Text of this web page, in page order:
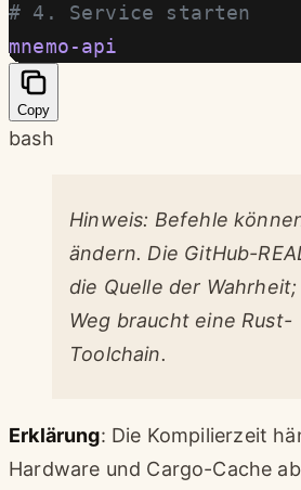
# 4. Service starten
mnemo-api
Copy
bash
Hinweis: Befehle
ändern. Die GitHub-
die Quelle der
Weg braucht eine Rust-
Toolchain.
Erklärung: Die Kompilierzeit
Hardware und Cargo-Cache